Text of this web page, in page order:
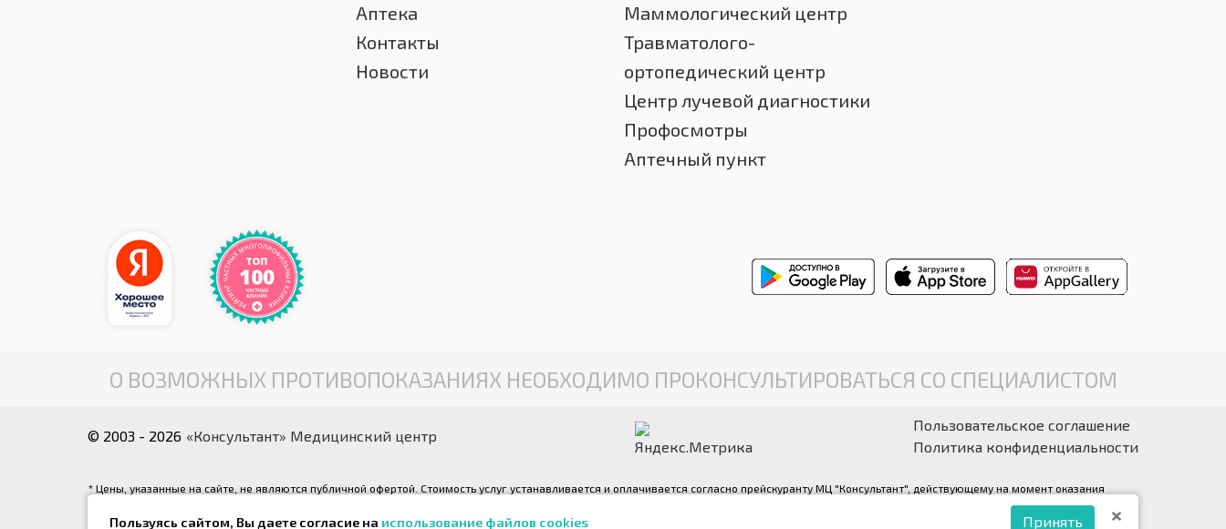
Аптека
Контакты
Новости
Маммологический центр
Травматолого-
ортопедический центр
Центр лучевой диагностики
Профосмотры
Аптечный пункт
О ВОЗМОЖНЫХ ПРОТИВОПОКАЗАНИЯХ НЕОБХОДИМО ПРОКОНСУЛЬТИРОВАТЬСЯ СО СПЕЦИАЛИСТОМ
© 2003 - 2026 «Консультант» Медицинский центр
Пользовательское соглашение
Политика конфиденциальности
* Цены, указанные на сайте, не являются публичной офертой. Стоимость услуг устанавливается и оплачивается согласно прейскуранту МЦ "Консультант", действующему на момент оказания
** Все фотографии, размещенные на интернет-сайте, являются авторскими и выполнены фотографом медицинского центра «Консультант» (правообладатель ООО «Медрейд»)
Пользуясь сайтом, Вы даете согласие на использование файлов cookies Принять